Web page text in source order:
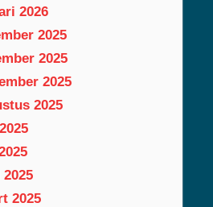
2026
2025
2025
2025
2025
2025